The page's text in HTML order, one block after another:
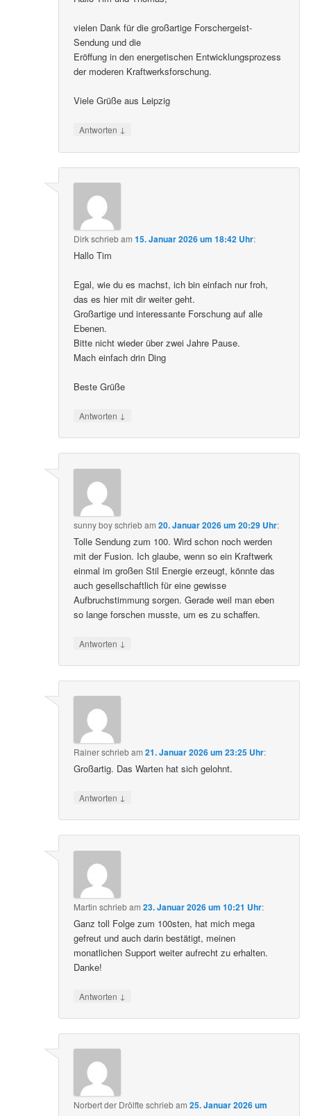
vielen Dank für die großartige Forschergeist-
Sendung und die
Eröffung in den energetischen Entwicklungsprozess
der moderen Kraftwerksforschung.
Viele Grüße aus Leipzig
Antworten ↓
Dirkschriebam15. Januar 2026 um 18:42 Uhr:
Hallo Tim
Egal, wie du es machst, ich bin einfach nur froh,
das es hier mit dir weiter geht.
Großartige und interessante Forschung auf alle
Ebenen.
Bitte nicht wieder über zwei Jahre Pause.
Mach einfach drin Ding
Beste Grüße
Antworten ↓
sunny boyschriebam20. Januar 2026 um 20:29 Uhr:
Tolle Sendung zum 100. Wird schon noch werden
mit der Fusion. Ich glaube, wenn so ein Kraftwerk
einmal im großen Stil Energie erzeugt, könnte das
auch gesellschaftlich für eine gewisse
Aufbruchstimmung sorgen. Gerade weil man eben
so lange forschen musste, um es zu schaffen.
Antworten ↓
Rainerschriebam21. Januar 2026 um 23:25 Uhr:
Großartig. Das Warten hat sich gelohnt.
Antworten ↓
Martin schriebam23. Januar 2026 um 10:21 Uhr:
Ganz toll Folge zum 100sten, hat mich mega
gefreut und auch darin bestätigt, meinen
monatlichen Support weiter aufrecht zu erhalten.
Danke!
Antworten ↓
Norbert der Drölfte schriebam25. Januar 2026 um